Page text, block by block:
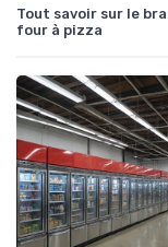
Tout savoir sur le
four à pizza